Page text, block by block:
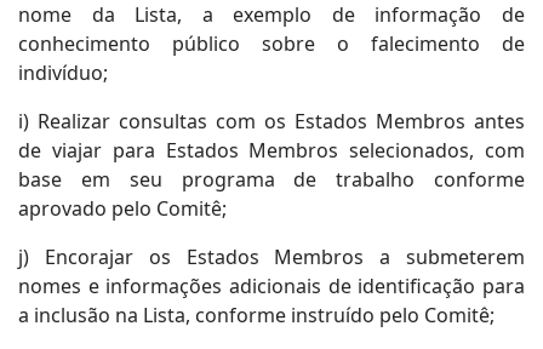
nome da Lista, a exemplo de informação de
conhecimento público sobre o falecimento de
indivíduo;
i) Realizar consultas com os Estados Membros antes
de viajar para Estados Membros selecionados, com
base em seu programa de trabalho conforme
aprovado pelo Comitê;
j) Encorajar os Estados Membros a submeterem
nomes e informações adicionais de identificação para
a inclusão na Lista, conforme instruído pelo Comitê;